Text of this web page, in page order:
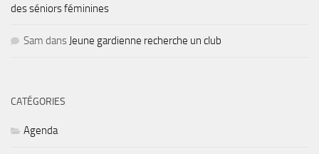
des séniors féminines
Sam dans Jeune gardienne recherche un club
CATÉGORIES
Agenda